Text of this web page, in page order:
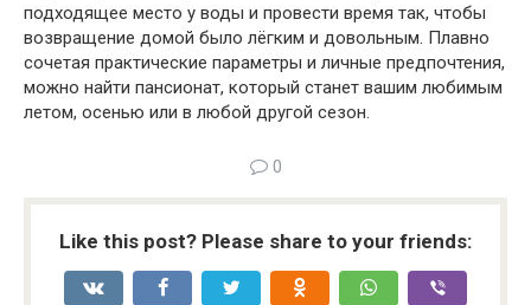
подходящее место у воды и провести время так, чтобы
возвращение домой было лёгким и довольным. Плавно
сочетая практические параметры и личные предпочтения,
можно найти пансионат, который станет вашим любимым
летом, осенью или в любой другой сезон.
0
Like this post? Please share to your friends: